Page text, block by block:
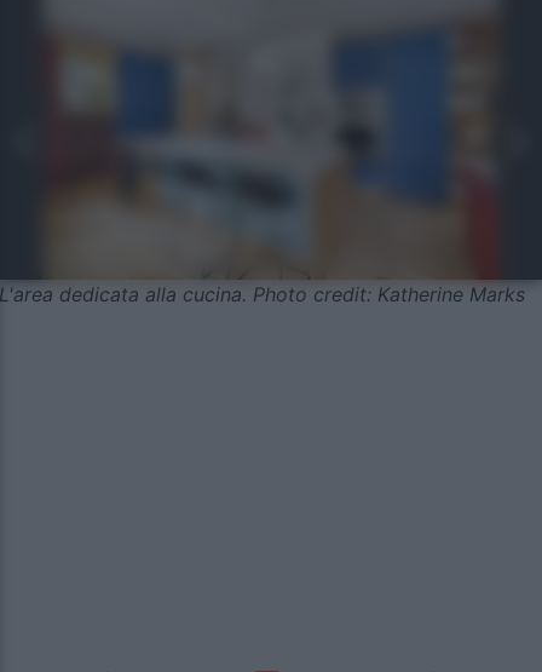
L'area dedicata alla cucina. Photo credit: Katherine Marks